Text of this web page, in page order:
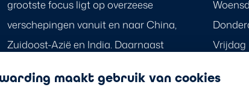
maakt gebruik van cookies
grootste focus ligt op overzeese
verschepingen vanuit en naar China,
Zuidoost-Azië en India. Daarnaast
door ons wereldwijd dekkende netwerk
Vrijdag
Zondag